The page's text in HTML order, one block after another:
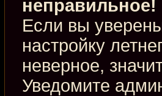
неправильное!
Если вы
настройку
неверное,
Уведомите